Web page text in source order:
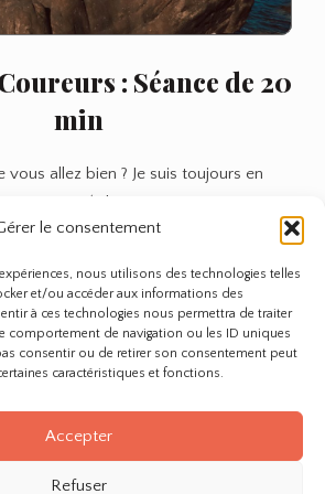
le consentement
nous utilisons des technologies telles
et/ou accéder aux informations des
à ces technologies nous permettra de traiter
comportement de navigation ou les ID uniques
consentir ou de retirer son consentement peut
caractéristiques et fonctions.
Accepter
Refuser
: Séance de 20
min
vous allez bien ? Je suis toujours en
à Oman (rdv sur Instagram…